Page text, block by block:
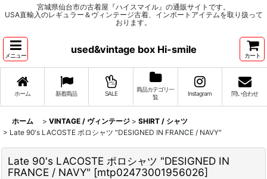
宮城県仙台市の古着屋『ハイスマイル』の通販サイトです。
USA直輸入のレギュラー＆ヴィンテージ古着、インポートアイテムを取り扱って
おります。
メニュー
used&vintage box Hi-smile
カート
ホーム 新着商品 SALE
商品カテゴリ一
覧
Instagram 問い合わせ
ホーム > VINTAGE / ヴィンテージ > SHIRT / シャツ
> Late 90's LACOSTE ポロシャツ "DESIGNED IN FRANCE / NAVY"
Late 90's LACOSTE ポロシャツ "DESIGNED IN
FRANCE / NAVY" [mtp02473001956026]